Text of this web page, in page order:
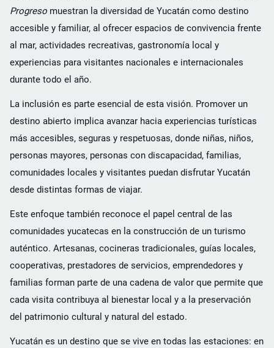
Progreso muestran la diversidad de Yucatán como destino
accesible y familiar, al ofrecer espacios de convivencia frente
al mar, actividades recreativas, gastronomía local y
experiencias para visitantes nacionales e internacionales
durante todo el año.
La inclusión es parte esencial de esta visión. Promover un
destino abierto implica avanzar hacia experiencias turísticas
más accesibles, seguras y respetuosas, donde niñas, niños,
personas mayores, personas con discapacidad, familias,
comunidades locales y visitantes puedan disfrutar Yucatán
desde distintas formas de viajar.
Este enfoque también reconoce el papel central de las
comunidades yucatecas en la construcción de un turismo
auténtico. Artesanas, cocineras tradicionales, guías locales,
cooperativas, prestadores de servicios, emprendedores y
familias forman parte de una cadena de valor que permite que
cada visita contribuya al bienestar local y a la preservación
del patrimonio cultural y natural del estado.
Yucatán es un destino que se vive en todas las estaciones: en